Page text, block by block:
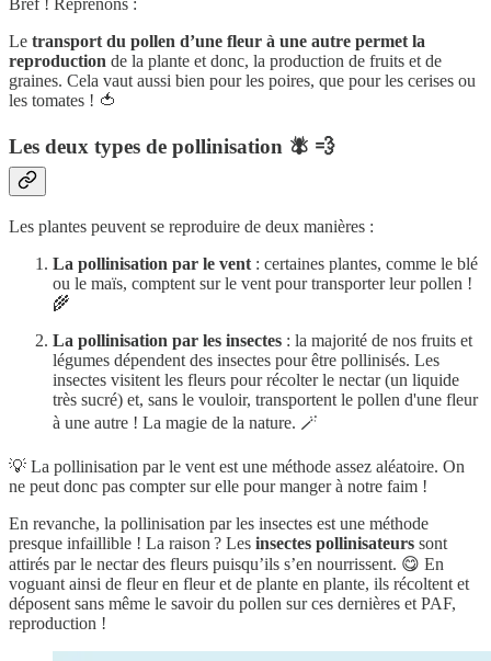
Bref ! Reprenons :
Le transport du pollen d’une fleur à une autre permet la
reproduction de la plante et donc, la production de fruits et de
graines. Cela vaut aussi bien pour les poires, que pour les cerises ou
les tomates ! 🍅
Les deux types de pollinisation 🪰 💨
Les plantes peuvent se reproduire de deux manières :
La pollinisation par le vent : certaines plantes, comme le blé
ou le maïs, comptent sur le vent pour transporter leur pollen !
🌾
La pollinisation par les insectes : la majorité de nos fruits et
légumes dépendent des insectes pour être pollinisés. Les
insectes visitent les fleurs pour récolter le nectar (un liquide
très sucré) et, sans le vouloir, transportent le pollen d'une fleur
à une autre ! La magie de la nature. 🪄
💡 La pollinisation par le vent est une méthode assez aléatoire. On
ne peut donc pas compter sur elle pour manger à notre faim !
En revanche, la pollinisation par les insectes est une méthode
presque infaillible ! La raison ? Les insectes pollinisateurs sont
attirés par le nectar des fleurs puisqu’ils s’en nourrissent. 😋 En
voguant ainsi de fleur en fleur et de plante en plante, ils récoltent et
déposent sans même le savoir du pollen sur ces dernières et PAF,
reproduction !